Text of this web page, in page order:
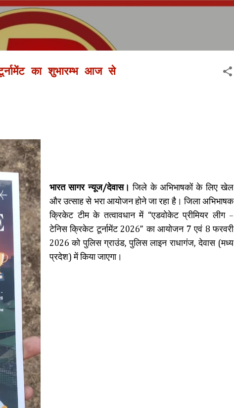
to main content
का शुभारम्भ आज से
भारत सागर न्यूज/देवास।जिले के अभिभाषकों के लिए खेल
और उत्साह से भरा आयोजन होने जा रहा है। जिला अभिभाषक
क्रिकेट टीम के तत्वावधान में “एडवोकेट प्रीमियर लीग –
टेनिस क्रिकेट टूर्नामेंट 2026” का आयोजन 7 एवं 8 फरवरी
2026 को पुलिस ग्राउंड, पुलिस लाइन राधागंज, देवास (मध्य
प्रदेश) में किया जाएगा।